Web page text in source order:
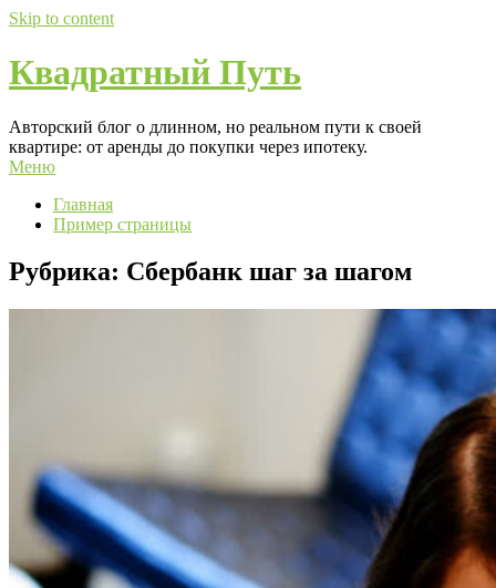
Skip to content
Квадратный Путь
Авторский блог о длинном, но реальном пути к своей
квартире: от аренды до покупки через ипотеку.
Меню
Главная
Пример страницы
Рубрика: Сбербанк шаг за шагом